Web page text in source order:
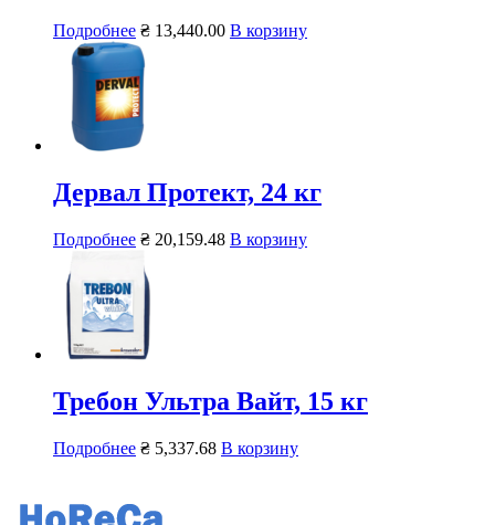
Подробнее ₴ 13,440.00 В корзину
Дервал Протект, 24 кг
Подробнее ₴ 20,159.48 В корзину
Требон Ультра Вайт, 15 кг
Подробнее ₴ 5,337.68 В корзину